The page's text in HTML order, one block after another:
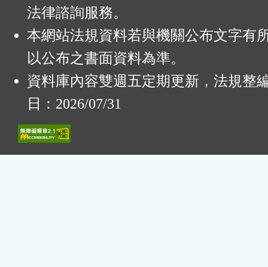
法律諮詢服務。
本網站法規資料若與機關公布文字有
以公布之書面資料為準。
資料庫內容雙週五定期更新，法規整
日：2026/07/31